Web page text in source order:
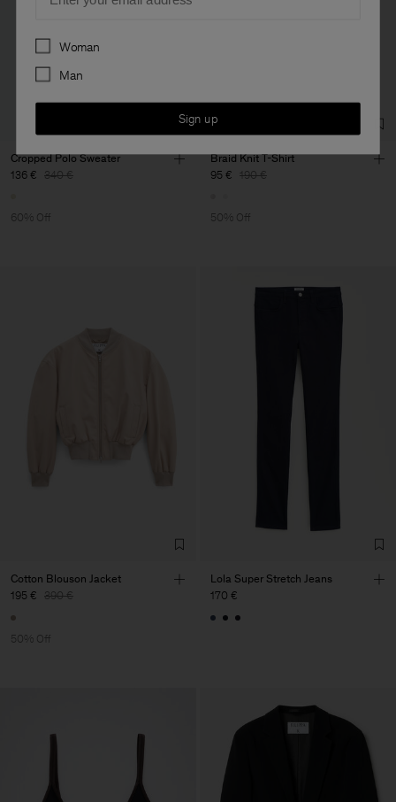
Cropped Polo Sweater
136 € 340 €
60% Off
Braid Knit T-Shirt
95 € 190 €
50% Off
Cotton Blouson Jacket
195 € 390 €
50% Off
Lola Super Stretch Jeans
170 €
Preferences
Woman
Man
Sign up